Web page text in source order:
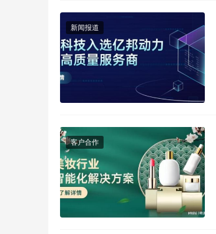
新闻报道
客户合作